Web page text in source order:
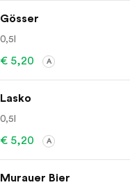
Gösser
0,5l
€ 5,20 A
Lasko
0,5l
€ 5,20 A
Murauer Bier